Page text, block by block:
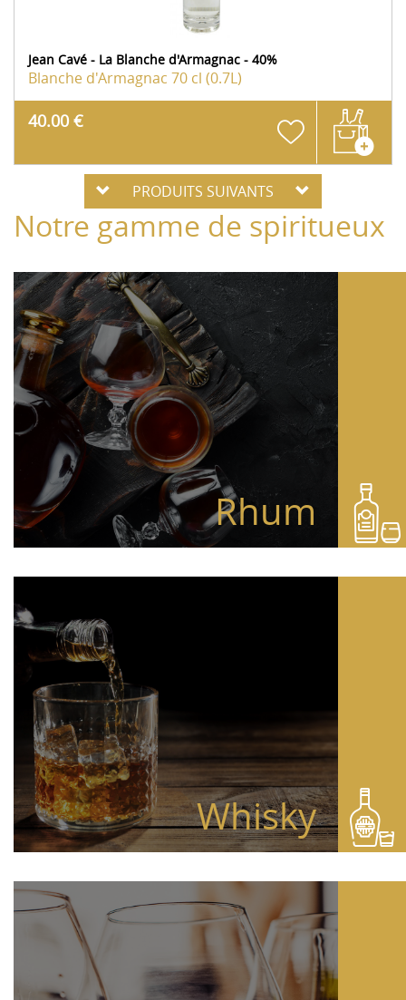
Jean Cavé - La Blanche d'Armagnac - 40%
Blanche d'Armagnac 70 cl (0.7L)
40.00 €
PRODUITS SUIVANTS
Notre gamme de spiritueux
Rhum
Whisky